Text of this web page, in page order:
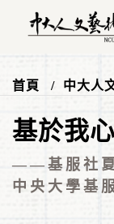
首頁 中大人
基於我
——基服社
中央大學基